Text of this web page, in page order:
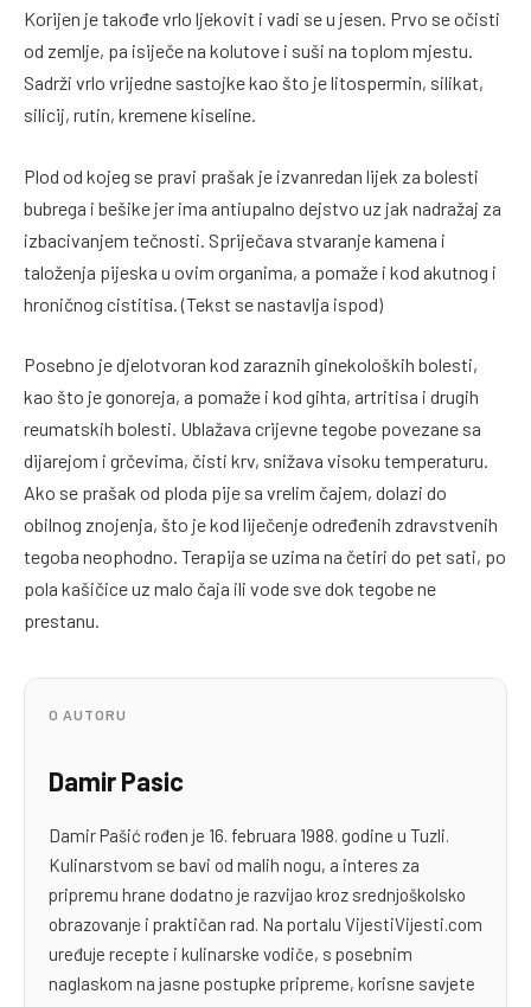
Korijen je takođe vrlo ljekovit i vadi se u jesen. Prvo se očisti
od zemlje, pa isiječe na kolutove i suši na toplom mjestu.
Sadrži vrlo vrijedne sastojke kao što je litospermin, silikat,
silicij, rutin, kremene kiseline.
Plod od kojeg se pravi prašak je izvanredan lijek za bolesti
bubrega i bešike jer ima antiupalno dejstvo uz jak nadražaj za
izbacivanjem tečnosti. Spriječava stvaranje kamena i
taloženja pijeska u ovim organima, a pomaže i kod akutnog i
hroničnog cistitisa. (Tekst se nastavlja ispod)
Posebno je djelotvoran kod zaraznih ginekoloških bolesti,
kao što je gonoreja, a pomaže i kod gihta, artritisa i drugih
reumatskih bolesti. Ublažava crijevne tegobe povezane sa
dijarejom i grčevima, čisti krv, snižava visoku temperaturu.
Ako se prašak od ploda pije sa vrelim čajem, dolazi do
obilnog znojenja, što je kod liječenje određenih zdravstvenih
tegoba neophodno. Terapija se uzima na četiri do pet sati, po
pola kašičice uz malo čaja ili vode sve dok tegobe ne
prestanu.
O AUTORU
Damir Pasic
Damir Pašić rođen je 16. februara 1988. godine u Tuzli.
Kulinarstvom se bavi od malih nogu, a interes za
pripremu hrane dodatno je razvijao kroz srednjoškolsko
obrazovanje i praktičan rad. Na portalu VijestiVijesti.com
uređuje recepte i kulinarske vodiče, s posebnim
naglaskom na jasne postupke pripreme, korisne savjete